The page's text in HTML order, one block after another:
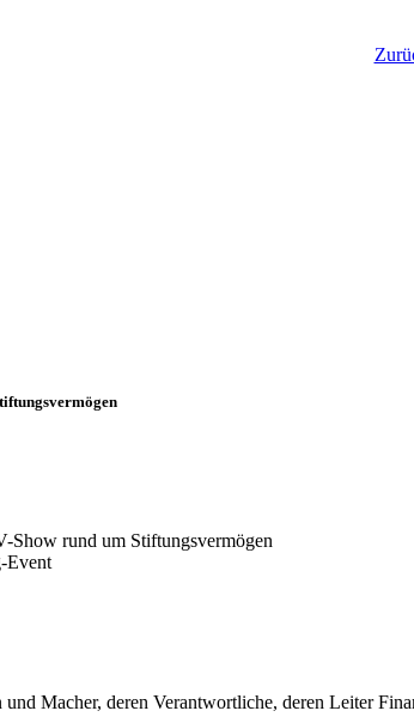
Show rund um Stiftungsvermögen
Event
Macher, deren Verantwortliche, deren Leiter